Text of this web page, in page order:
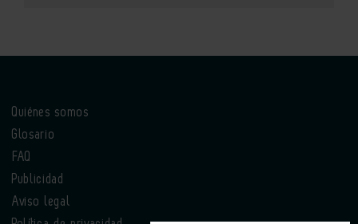
Quiénes somos
Glosario
FAQ
Publicidad
Aviso legal